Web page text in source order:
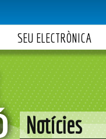
SEU ELECTRÒNICA
Notícies